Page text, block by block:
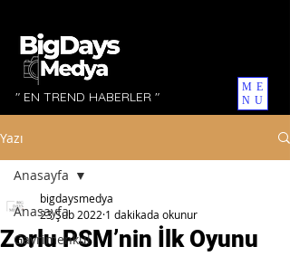
ME
NU
" EN TREND HABERLER "
Yazı
Anasayfa
Gayrimenkul
Anasayfa
Zorlu PSM’nin İlk Oyunu
bigdaysmedya
23 Şub 2022 1 dakikada okunur